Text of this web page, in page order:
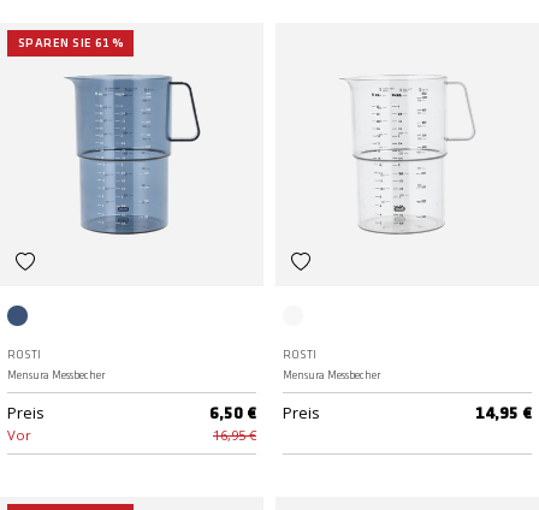
SPAREN SIE 61 %
ROSTI
Mensura Messbecher
Preis 6,50 €
Vor 16,95 €
ROSTI
Mensura Messbecher
Preis 14,95 €